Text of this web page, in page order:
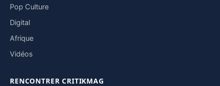
Pop Culture
Digital
Afrique
Vidéos
RENCONTRER CRITIKMAG